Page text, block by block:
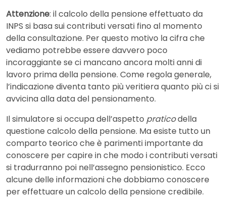
Attenzione: il calcolo della pensione effettuato da
INPS si basa sui contributi versati fino al momento
della consultazione. Per questo motivo la cifra che
vediamo potrebbe essere davvero poco
incoraggiante se ci mancano ancora molti anni di
lavoro prima della pensione. Come regola generale,
l’indicazione diventa tanto più veritiera quanto più ci si
avvicina alla data del pensionamento.
Il simulatore si occupa dell’aspetto praticodella
questione calcolo della pensione. Ma esiste tutto un
comparto teorico che è parimenti importante da
conoscere per capire in che modo i contributi versati
si tradurranno poi nell’assegno pensionistico. Ecco
alcune delle informazioni che dobbiamo conoscere
per effettuare un calcolo della pensione credibile.